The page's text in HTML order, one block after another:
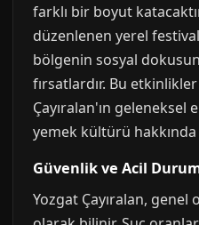
farklı bir boyut
düzenlenen yerel
bölgenin sosyal
fırsatlardır. Bu
Çayıralan'ın geleneksel
yemek kültürü
Güvenlik ve Acil
Yozgat Çayıralan,